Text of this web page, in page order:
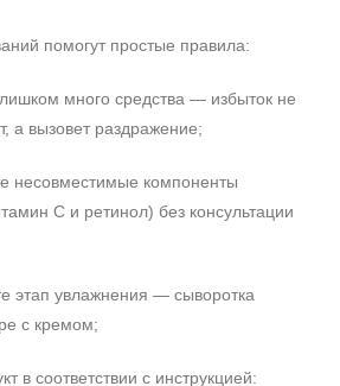
помогут простые правила:
много средства — избыток не
а вызовет раздражение;
несовместимые компоненты
C и ретинол) без консультации
этап увлажнения — сыворотка
с кремом;
в соответствии с инструкцией: